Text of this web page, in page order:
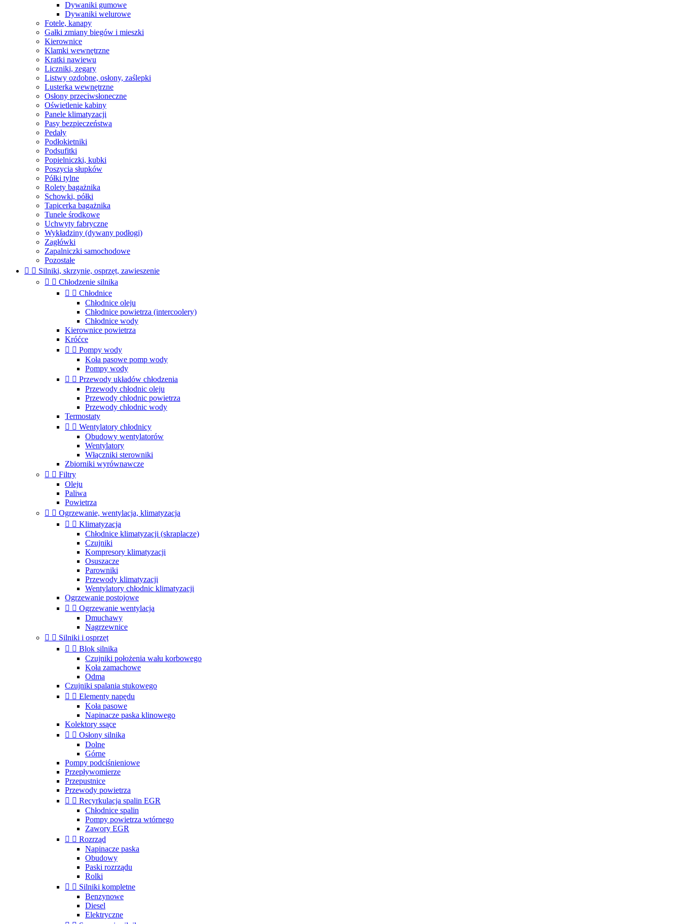
Dywaniki gumowe
Dywaniki welurowe
Fotele, kanapy
Gałki zmiany biegów i mieszki
Kierownice
Klamki wewnętrzne
Kratki nawiewu
Liczniki, zegary
Listwy ozdobne, osłony, zaślepki
Lusterka wewnętrzne
Osłony przeciwsłoneczne
Oświetlenie kabiny
Panele klimatyzacji
Pasy bezpieczeństwa
Pedały
Podłokietniki
Podsufitki
Popielniczki, kubki
Poszycia słupków
Półki tylne
Rolety bagażnika
Schowki, półki
Tapicerka bagażnika
Tunele środkowe
Uchwyty fabryczne
Wykładziny (dywany podłogi)
Zagłówki
Zapalniczki samochodowe
Pozostałe
  Silniki, skrzynie, osprzęt, zawieszenie
  Chłodzenie silnika
  Chłodnice
Chłodnice oleju
Chłodnice powietrza (intercoolery)
Chłodnice wody
Kierownice powietrza
Króćce
  Pompy wody
Koła pasowe pomp wody
Pompy wody
  Przewody układów chłodzenia
Przewody chłodnic oleju
Przewody chłodnic powietrza
Przewody chłodnic wody
Termostaty
  Wentylatory chłodnicy
Obudowy wentylatorów
Wentylatory
Włączniki sterowniki
Zbiorniki wyrównawcze
  Filtry
Oleju
Paliwa
Powietrza
  Ogrzewanie, wentylacja, klimatyzacja
  Klimatyzacja
Chłodnice klimatyzacji (skraplacze)
Czujniki
Kompresory klimatyzacji
Osuszacze
Parowniki
Przewody klimatyzacji
Wentylatory chłodnic klimatyzacji
Ogrzewanie postojowe
  Ogrzewanie wentylacja
Dmuchawy
Nagrzewnice
  Silniki i osprzęt
  Blok silnika
Czujniki położenia wału korbowego
Koła zamachowe
Odma
Czujniki spalania stukowego
  Elementy napędu
Koła pasowe
Napinacze paska klinowego
Kolektory ssące
  Osłony silnika
Dolne
Górne
Pompy podciśnieniowe
Przepływomierze
Przepustnice
Przewody powietrza
  Recyrkulacja spalin EGR
Chłodnice spalin
Pompy powietrza wtórnego
Zawory EGR
  Rozrząd
Napinacze paska
Obudowy
Paski rozrządu
Rolki
  Silniki kompletne
Benzynowe
Diesel
Elektryczne